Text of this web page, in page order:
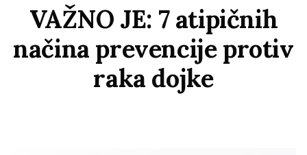
VAŽNO JE: 7 atipičnih
načina prevencije protiv
raka dojke